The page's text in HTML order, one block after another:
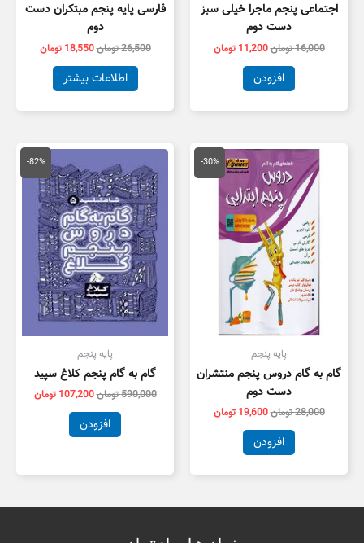
اجتماعی پنجم ماجرا خیلی سبز
دست دوم
16,000تومان11,200 تومان
افزودن
فارسی پایه پنجم مبتکران دست
دوم
26,500تومان18,550 تومان
اطلاعات بیشتر
-30%
پایه پنجم
گام به گام دروس پنجم منتشران
دست دوم
28,000تومان
قیمت
اصلی
28,000 تومان
بود.
19,600 تومان
قیمت
فعلی
افزودن
-82%
پایه پنجم
گام به گام پنجم کلاغ سپید
590,000تومان
قیمت
اصلی
590,000 تومان
بود.
107,200 تومان
قیمت
فعلی
افزودن